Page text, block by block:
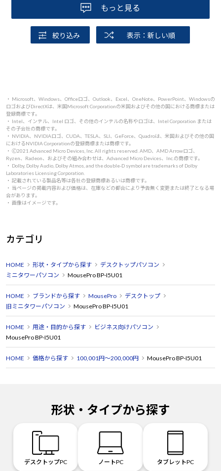
もっと見る
絞り込み 表示：新しい順
・ Microsoft、Windows、Officeロゴ、Outlook、Excel、OneNote、PowerPoint、Windowsの
ロゴおよびDirectXは、米国Microsoft Corporationの米国およびその他の国における商標または
登録商標です。
・ Intel、インテル、Intel ロゴ、その他のインテルの名称やロゴは、Intel Corporation または
その子会社の商標です。
・ NVIDIA、NVIDIAロゴ、CUDA、TESLA、SLI、GeForce、Quadroは、米国およびその他の国
におけるNVIDIA Corporationの登録商標または商標です。
・ 🄫2021 Advanced Micro Devices, Inc. All rights reserved. AMD、AMD Arrowロゴ、
Ryzen、Radeon、およびその組み合わせは、Advanced Micro Devices、Inc.の商標です。
・ Dolby, Dolby Audio, Dolby Atmos, and the double-D symbol are trademarks of Dolby
Laboratories Licensing Corporation.
・ 記載されている製品名等は各社の登録商標あるいは商標です。
・ 当ページの掲載内容および価格は、在庫などの都合により予告無く変更または終了となる場
合があります。
・ 画像はイメージです。
カテゴリ
HOME 形状・タイプから探す
デスクトップパソコン
ミニタワーパソコン
MousePro BP-I5U01
HOME ブランドから探す MousePro
デスクトップ
旧ミニタワーパソコン
MousePro BP-I5U01
HOME 用途・目的から探す
ビジネス向けパソコン
MousePro BP-I5U01
HOME 価格から探す 100,001円～200,000円 MousePro BP-I5U01
形状・タイプから探す
デスクトップPC ノートPC タブレットPC